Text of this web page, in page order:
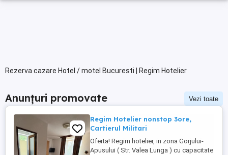
Rezerva cazare Hotel / motel Bucuresti | Regim Hotelier
Anunțuri promovate Vezi toate
Regim Hotelier nonstop 3ore,
Cartierul Militari
Oferta! Regim hotelier, in zona Gorjului-
Apusului ( Str. Valea Lunga ) cu capacitate